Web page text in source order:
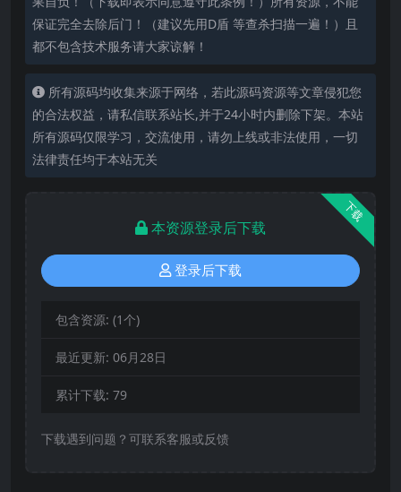
保证完全去除后门！（建议先用D盾 等查杀扫描一遍！）且
都不包含技术服务请大家谅解！
所有源码均收集来源于网络，若此源码资源等文章侵犯您
的合法权益，请私信联系站长,并于24小时内删除下架。本站
所有源码仅限学习，交流使用，请勿上线或非法使用，一切
法律责任均于本站无关
下载
本资源登录后下载
登录后下载
包含资源: (1个)
最近更新: 06月28日
累计下载: 79
下载遇到问题？可联系客服或反馈